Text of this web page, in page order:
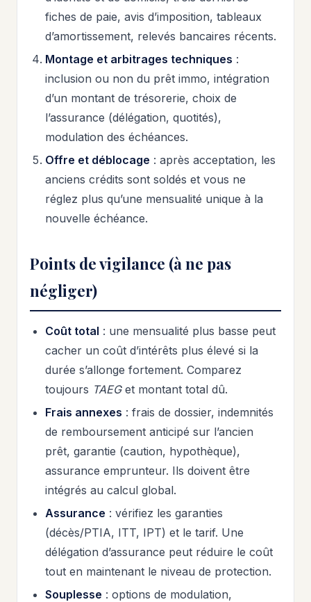
fiches de paie, avis d’imposition, tableaux
d’amortissement, relevés bancaires récents.
Montage et arbitrages techniques :
inclusion ou non du prêt immo, intégration
d’un montant de trésorerie, choix de
l’assurance (délégation, quotités),
modulation des échéances.
Offre et déblocage : après acceptation, les
anciens crédits sont soldés et vous ne
réglez plus qu’une mensualité unique à la
nouvelle échéance.
Points de vigilance (à ne pas
négliger)
Coût total : une mensualité plus basse peut
cacher un coût d’intérêts plus élevé si la
durée s’allonge fortement. Comparez
toujours TAEGet montant total dû.
Frais annexes : frais de dossier, indemnités
de remboursement anticipé sur l’ancien
prêt, garantie (caution, hypothèque),
assurance emprunteur. Ils doivent être
intégrés au calcul global.
Assurance : vérifiez les garanties
(décès/PTIA, ITT, IPT) et le tarif. Une
délégation d’assurance peut réduire le coût
tout en maintenant le niveau de protection.
Souplesse : options de modulation,